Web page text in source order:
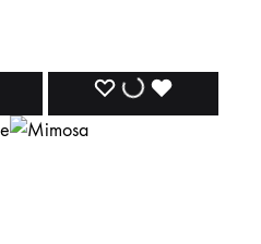
WISHLISTWISHLIST